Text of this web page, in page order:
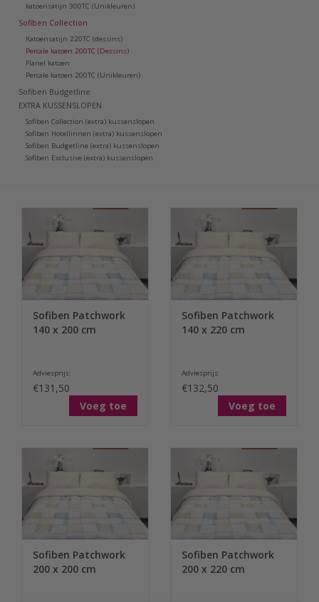
katoensatijn 300TC (Unikleuren)
Sofiben Collection
Katoensatijn 220TC (dessins)
Percale katoen 200TC (Dessins)
Flanel katoen
Percale katoen 200TC (Unikleuren)
Sofiben Budgetline
EXTRA KUSSENSLOPEN
Sofiben Collection (extra) kussenslopen
Sofiben Hotellinnen (extra) kussenslopen
Sofiben Budgetline (extra) kussenslopen
Sofiben Exclusive (extra) kussenslopen
Sofiben Patchwork
140 x 200 cm
Adviesprijs:
€131,50
Voeg toe
Sofiben Patchwork
140 x 220 cm
Adviesprijs:
€132,50
Voeg toe
Sofiben Patchwork
200 x 200 cm
Sofiben Patchwork
200 x 220 cm